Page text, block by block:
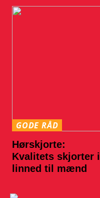
GODE RÅD
Hørskjorte:
Kvalitets skjorter i
linned til mænd